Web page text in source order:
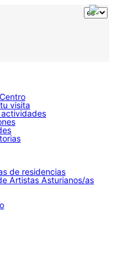
visita
actividades
de residencias
Artistas Asturianos/as